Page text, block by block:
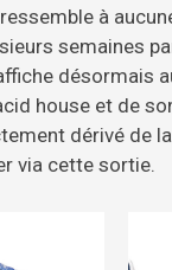
à
semaines
désormais
house et de
dérivé de
via cette sortie.